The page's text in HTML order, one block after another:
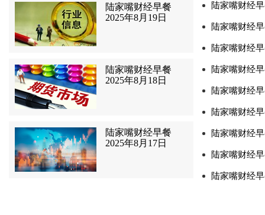
陆家嘴财经早餐
2025年8月19日
陆家嘴财经早餐
2025年8月18日
陆家嘴财经早餐
2025年8月17日
陆家嘴财经
陆家嘴财经
陆家嘴财经
陆家嘴财经
陆家嘴财经
陆家嘴财经
陆家嘴财经
陆家嘴财经
陆家嘴财经